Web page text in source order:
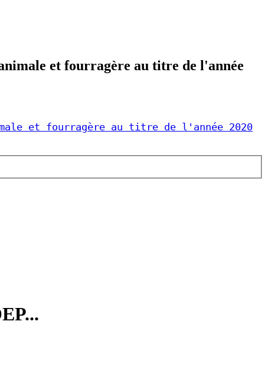
et fourragère au titre de l'année
et fourragère au titre de l'année 2020